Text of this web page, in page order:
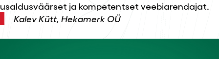
usaldusväärset ja kompetentset veebiarendajat.
Kalev Kütt, Hekamerk OÜ